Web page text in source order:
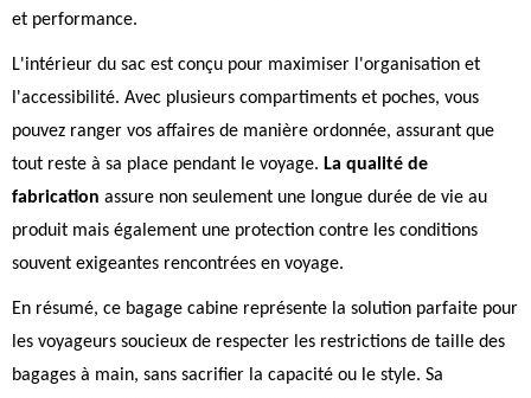
et performance.
L'intérieur du sac est conçu pour maximiser l'organisation et
l'accessibilité. Avec plusieurs compartiments et poches, vous
pouvez ranger vos affaires de manière ordonnée, assurant que
tout reste à sa place pendant le voyage. La qualité de
fabrication assure non seulement une longue durée de vie au
produit mais également une protection contre les conditions
souvent exigeantes rencontrées en voyage.
En résumé, ce bagage cabine représente la solution parfaite pour
les voyageurs soucieux de respecter les restrictions de taille des
bagages à main, sans sacrifier la capacité ou le style. Sa